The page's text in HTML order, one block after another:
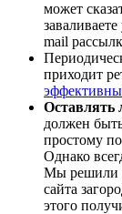
может
mail
приходит
Оставлять
должен
простому
Однако
Мы решили
сайта
этого